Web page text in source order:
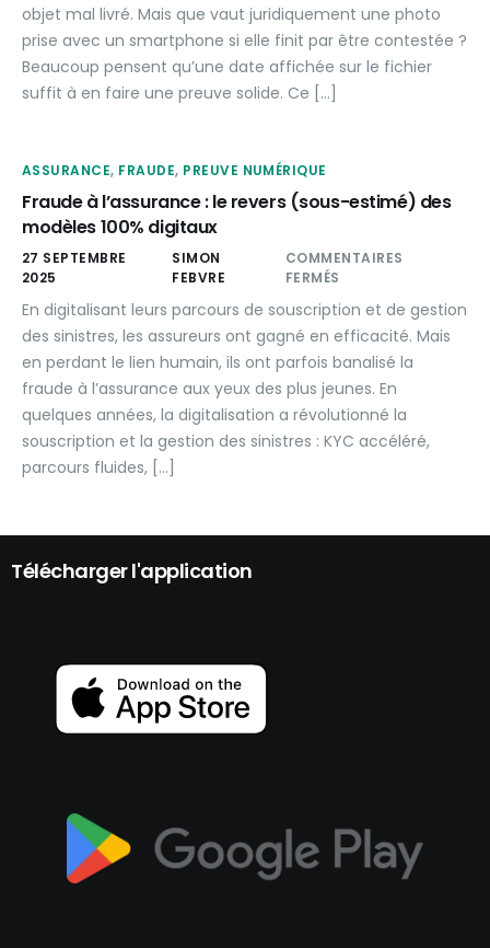
objet mal livré. Mais que vaut juridiquement une photo
prise avec un smartphone si elle finit par être contestée ?
Beaucoup pensent qu’une date affichée sur le fichier
suffit à en faire une preuve solide. Ce […]
ASSURANCE, FRAUDE, PREUVE NUMÉRIQUE
Fraude à l’assurance : le revers (sous-estimé) des
modèles 100% digitaux
27 SEPTEMBRE
2025
SIMON
FEBVRE
COMMENTAIRES
FERMÉS
En digitalisant leurs parcours de souscription et de gestion
des sinistres, les assureurs ont gagné en efficacité. Mais
en perdant le lien humain, ils ont parfois banalisé la
fraude à l’assurance aux yeux des plus jeunes. En
quelques années, la digitalisation a révolutionné la
souscription et la gestion des sinistres : KYC accéléré,
parcours fluides, […]
Télécharger l'application